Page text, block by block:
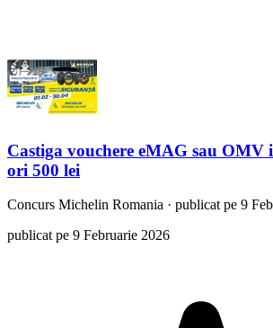
Castiga vouchere eMAG sau OMV
ori 500 lei
Concurs Michelin Romania · publicat pe 9
publicat pe 9 Februarie 2026